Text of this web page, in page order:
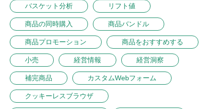
バスケット分析 リフト値
商品の同時購入 商品バンドル
商品プロモーション 商品をおすすめする
小売 経営情報 経営洞察
補完商品 カスタムWebフォーム
クッキーレスブラウザ